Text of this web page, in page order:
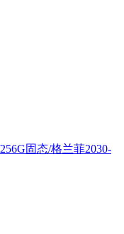
固态/格兰菲2030-